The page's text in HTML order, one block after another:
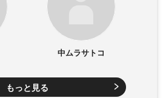
中ムラサトコ
もっと見る